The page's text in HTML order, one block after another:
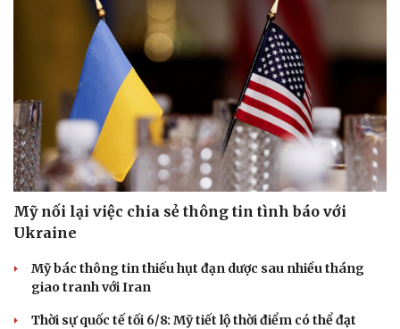
Mỹ nối lại việc chia sẻ thông tin tình báo với
Ukraine
Mỹ bác thông tin thiếu hụt đạn dược sau nhiều tháng
giao tranh với Iran
Thời sự quốc tế tối 6/8: Mỹ tiết lộ thời điểm có thể đạt